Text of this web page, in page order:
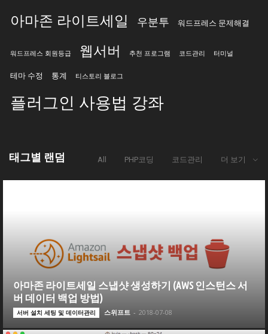
아마존 라이트세일 우분투 워드프레스 문제해결
워드프레스 회원등급 웹서버 추천 프로그램 코드관리 터미널
테마 수정 통계 티스토리 블로그
플러그인 사용법 강좌
태그별 랜덤 All PHP코딩 코드관리 더 보기
아마존 라이트세일 스냅샷 생성하기 (AWS 인스턴스 서
버 데이터 백업 방법)
서버 설치 세팅 및 데이터관리 스위프트 - 2018-07-08